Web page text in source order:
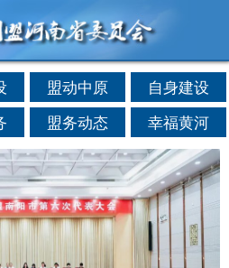
盟动中原
自身建设
盟务动态 幸福黄河